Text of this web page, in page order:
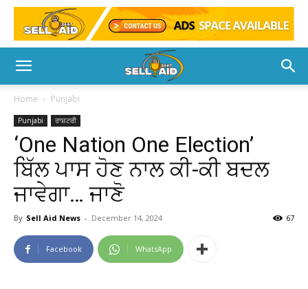
Home Punjabi
Punjabi ਰਾਸ਼ਟਰੀ
‘One Nation One Election’
ਬਿੱਲ ਪਾਸ ਹੋਣ ਨਾਲ ਕੀ-ਕੀ ਬਦਲ
ਜਾਵੇਗਾ… ਜਾਣੋ
By Sell Aid News - December 14, 2024 67
Facebook WhatsApp